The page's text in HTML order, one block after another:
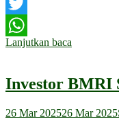
Facebook
Twitter
WhatsApp
Lanjutkan baca
Investor BMRI
26 Mar 202526 Mar 2025